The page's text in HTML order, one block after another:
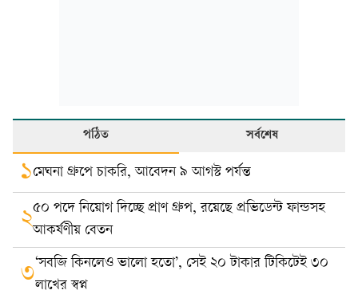
পঠিত সর্বশেষ
১মেঘনা গ্রুপে চাকরি, আবেদন ৯ আগস্ট পর্যন্ত
২৫০ পদে নিয়োগ দিচ্ছে প্রাণ গ্রুপ, রয়েছে প্রভিডেন্ট ফান্ডসহ
আকর্ষণীয় বেতন
৩‘সবজি কিনলেও ভালো হতো’, সেই ২০ টাকার টিকিটেই ৩০
লাখের স্বপ্ন